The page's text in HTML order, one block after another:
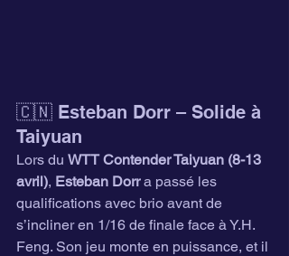
🇨🇳 Esteban Dorr – Solide à
Taiyuan
Lors du WTT Contender Taiyuan (8-13
avril), Esteban Dorr a passé les
qualifications avec brio avant de
s’incliner en 1/16 de finale face à Y.H.
Feng. Son jeu monte en puissance, et il